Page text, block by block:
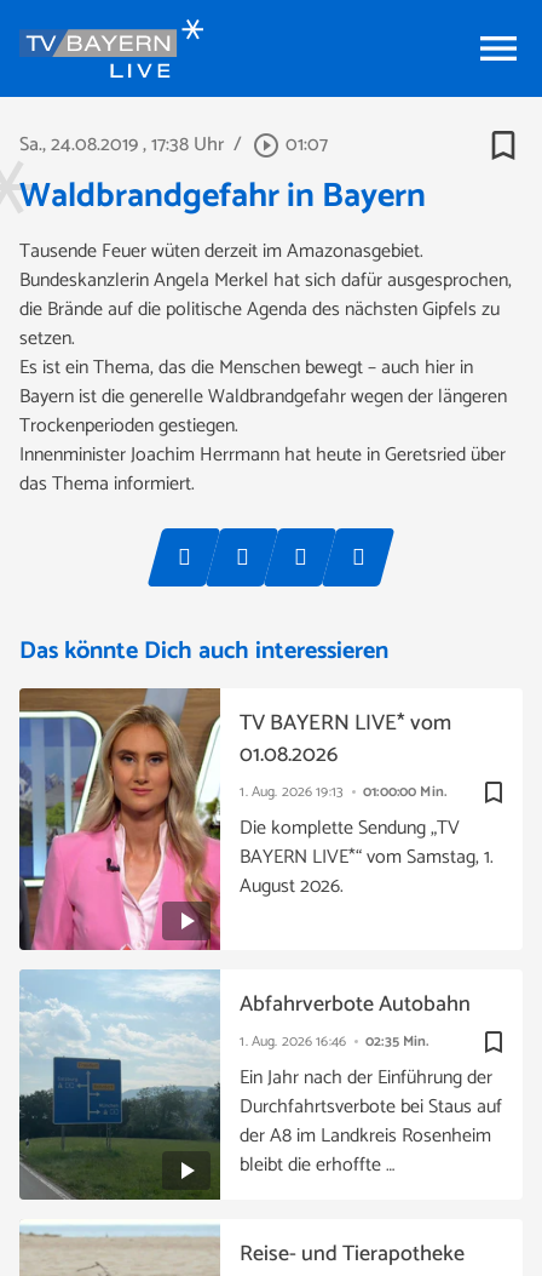
menu
Sa., 24.08.2019, 17:38 Uhr / play_circle_outline 01:07 bookmark_border
Waldbrandgefahr in Bayern
Tausende Feuer wüten derzeit im Amazonasgebiet.
Bundeskanzlerin Angela Merkel hat sich dafür ausgesprochen,
die Brände auf die politische Agenda des nächsten Gipfels zu
setzen.
Es ist ein Thema, das die Menschen bewegt – auch hier in
Bayern ist die generelle Waldbrandgefahr wegen der längeren
Trockenperioden gestiegen.
Innenminister Joachim Herrmann hat heute in Geretsried über
das Thema informiert.
Das könnte Dich auch interessieren
bookmark_border
1. Aug. 202619:13 01:00:00 Min.
TV BAYERN LIVE* vom
01.08.2026
Die komplette Sendung „TV
BAYERN LIVE*“ vom Samstag, 1.
August 2026.
bookmark_border
1. Aug. 202616:46 02:35 Min.
Abfahrverbote Autobahn
Ein Jahr nach der Einführung der
Durchfahrtsverbote bei Staus auf
der A8 im Landkreis Rosenheim
bleibt die erhoffte …
Reise- und Tierapotheke